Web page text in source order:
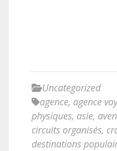
Uncategorized
agence, agence
physiques, asie,
circuits organisés,
destinations